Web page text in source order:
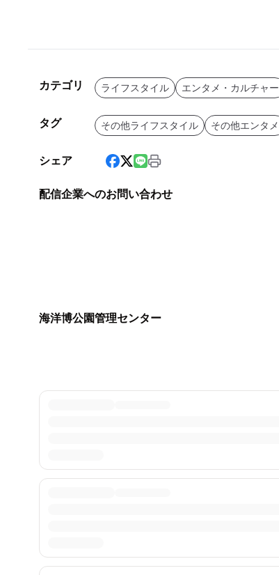
カテゴリ ライフスタイル エンタメ・カルチャー
タグ その他ライフスタイル その他エンタメ
シェア
配信企業へのお問い合わせ
海洋博公園管理センター